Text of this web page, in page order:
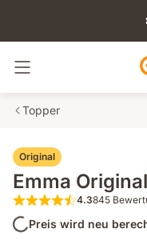
Navigation
Topper
Original
Emma
4.3 von 5
4.3845
Preis wird neu